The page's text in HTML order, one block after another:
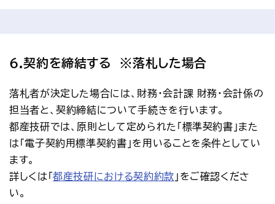
6.契約を締結する　※落札した場合
落札者が決定した場合には、財務・会計課 財務・会計係の
担当者と、契約締結について手続きを行います。
都産技研では、原則として定められた「標準契約書」また
は「電子契約用標準契約書」を用いることを条件としてい
ます。
詳しくは「都産技研における契約約款 」をご確認くださ
い。